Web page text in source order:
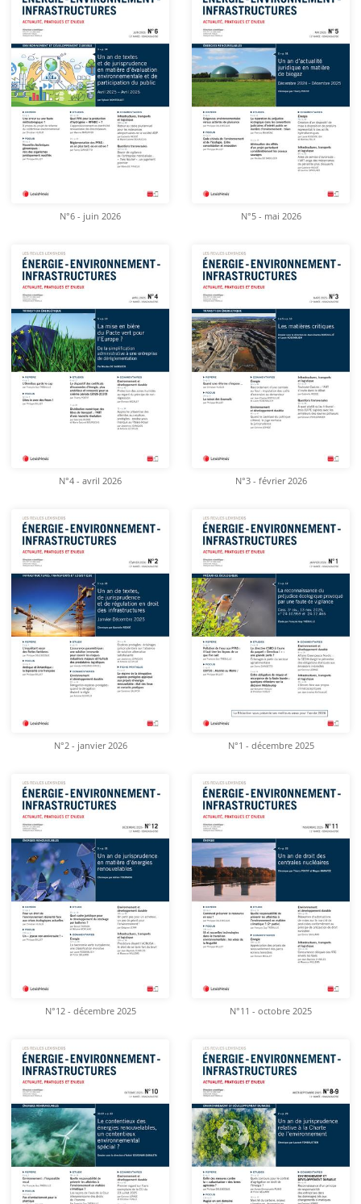
N°6 - juin 2026 N°5 - mai 2026
N°4 - avril 2026 N°3 - février 2026
N°2 - janvier 2026 N°1 - décembre 2025
N°12 - décembre 2025 N°11 - octobre 2025